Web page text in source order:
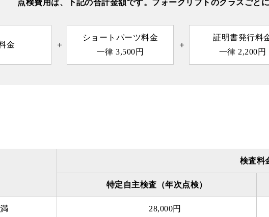
点検費用は、下記の合計金額です。フォークリフトのクラスごと
金
ショートパーツ料金
一律 3,500円
証明書発行料
一律 2,200円
検査料
特定自主検査（年次点検）
28,000円